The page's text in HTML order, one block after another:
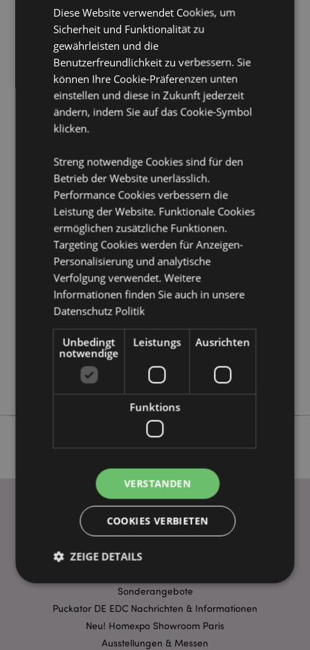
Produktbeschreibung
Häkel-Freund für die Seele Lebensmittel
Material:100% Polyester, Karton
CE/UKCA Kennzeichnung:
Nicht geeignet für:0 - 3 Jahren
Möchten Sie mehr über den Einkauf bei Puckator
erfahren?Dann lesen Sie unserenLeitfaden für
Kundeninformationen.
Produktattribute
Information
Höhe 6 - 11cm Breite 4 - 6cm Tiefe 4 - 6cm
5056848210458
48
0.039000
Keine
Keine
Keine
Emotionale Unterstützungskameraden
WICHTIGE INFORMATION
Sonderangebote
Puckator DE EDC Nachrichten & Informationen
Neu! Homexpo Showroom Paris
Ausstellungen & Messen
Diese Website verwendet Cookies, um
Sicherheit und Funktionalität zu
gewährleisten und die
Benutzerfreundlichkeit zu verbessern. Sie
können Ihre Cookie-Präferenzen unten
einstellen und diese in Zukunft jederzeit
ändern, indem Sie auf das Cookie-Symbol
klicken.
Streng notwendige Cookies sind für den
Betrieb der Website unerlässlich.
Performance Cookies verbessern die
Leistung der Website. Funktionale Cookies
ermöglichen zusätzliche Funktionen.
Targeting Cookies werden für Anzeigen-
Personalisierung und analytische
Verfolgung verwendet. Weitere
Informationen finden Sie auch in unsere
Datenschutz Politik
Unbedingt
notwendige
Leistungs Ausrichten
Funktions
VERSTANDEN
COOKIES VERBIETEN
ZEIGE DETAILS
Unbedingt notwendige
Leistungs
Ausrichten
Funktions